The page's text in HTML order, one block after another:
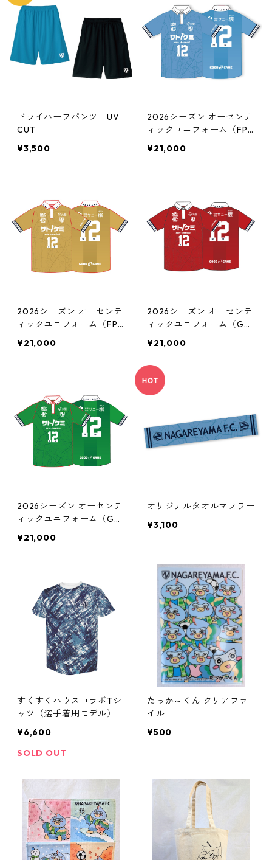
ドライハーフパンツ UV
CUT
¥3,500
2026シーズン オーセンテ
ィックユニフォーム（FP/
¥21,000
2026シーズン オーセンテ
ィックユニフォーム（FP/
¥21,000
2026シーズン オーセンテ
ィックユニフォーム（GK/
¥21,000
2026シーズン オーセンテ
ィックユニフォーム（GK/
¥21,000
オリジナルタオルマフラー
¥3,100
すくすくハウスコラボTシ
ャツ（選手着用モデル）
¥6,600
SOLD OUT
たっか～くん クリアファ
イル
¥500